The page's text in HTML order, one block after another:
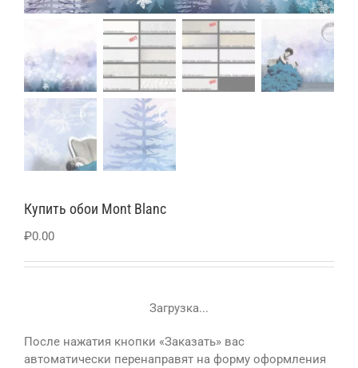
Купить обои Mont Blanc
₽0.00
Загрузка...
После нажатия кнопки «Заказать» вас
автоматически перенаправят на форму оформления